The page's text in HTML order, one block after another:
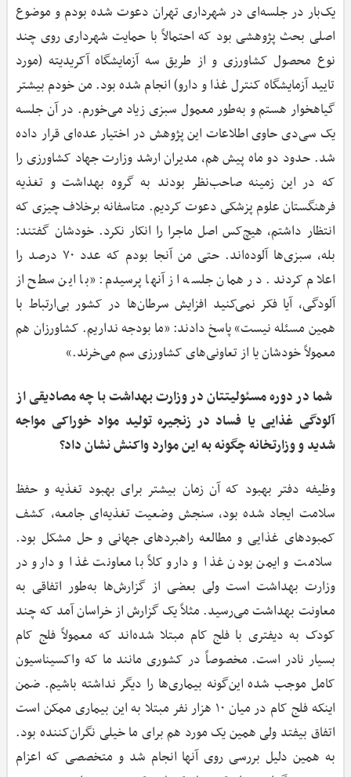
یک‌بار در جلسه‌ای در شهرداری تهران دعوت شده بودم و موضوع
اصلی بحث پژوهشی بود که احتمالاً با حمایت شهرداری روی چند
نوع محصول کشاورزی و از طریق سه آزمایشگاه آکریدیته (مورد
تایید آزمایشگاه کنترل غذا و دارو) انجام شده بود. من خودم بیشتر
گیاهخوار هستم و به‌طور معمول سبزی زیاد می‌خورم. در آن جلسه
یک سی‌دی حاوی اطلاعات این پژوهش در اختیار عده‌ای قرار داده
شد. حدود دو ماه پیش هم، مدیران ارشد وزارت جهاد کشاورزی را
که در این زمینه صاحب‌نظر بودند به گروه بهداشت و تغذیه
فرهنگستان علوم پزشکی دعوت کردیم. متاسفانه برخلاف چیزی که
انتظار داشتم، هیچ‌کس اصل ماجرا را انکار نکرد. خودشان گفتند:
بله، سبزی‌ها آلوده‌اند. حتی من آنجا بودم که عدد ۷۰ درصد را
اعلام کردند. در همان جلسه از آنها پرسیدم: «با این سطح از
آلودگی، آیا فکر نمی‌کنید افزایش سرطان‌ها در کشور بی‌ارتباط با
همین مسئله نیست» پاسخ دادند: «ما بودجه نداریم. کشاورزان هم
معمولاً خودشان یا از تعاونی‌های کشاورزی سم می‌خرند.»
شما در دوره مسئولیتتان در وزارت بهداشت با چه مصادیقی از
آلودگی غذایی یا فساد در زنجیره تولید مواد خوراکی مواجه
شدید و وزارتخانه چگونه به این موارد واکنش نشان داد؟
وظیفه دفتر بهبود که آن زمان بیشتر برای بهبود تغذیه و حفظ
سلامت ایجاد شده بود، سنجش وضعیت تغذیه‌ای جامعه، کشف
کمبودهای غذایی و مطالعه راهبردهای جهانی و حل مشکل بود.
سلامت و ایمن بودن غذا و دارو کلاً با معاونت غذا و دارو در
وزارت بهداشت است ولی بعضی از گزارش‌ها به‌طور اتفاقی به
معاونت بهداشت می‌رسید. مثلاً یک گزارش از خراسان آمد که چند
کودک به دیفتری با فلج کام مبتلا شده‌اند که معمولاً فلج کام
بسیار نادر است. مخصوصاً در کشوری مانند ما که واکسیناسیون
کامل موجب شده این‌گونه بیماری‌ها را دیگر نداشته باشیم. ضمن
اینکه فلج کام در میان ۱۰ هزار نفر مبتلا به این بیماری ممکن است
اتفاق بیفتد ولی همین یک مورد هم برای ما خیلی نگران‌کننده بود.
به همین دلیل بررسی روی آنها انجام شد و متخصصی که اعزام